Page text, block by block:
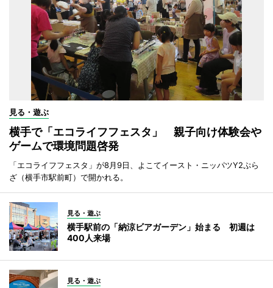
見る・遊ぶ
横手で「エコライフフェスタ」 親子向け体験会や
ゲームで環境問題啓発
「エコライフフェスタ」が8月9日、よこてイースト・ニッパツY2ぷら
ざ（横手市駅前町）で開かれる。
見る・遊ぶ
横手駅前の「納涼ビアガーデン」始まる 初週は
400人来場
見る・遊ぶ